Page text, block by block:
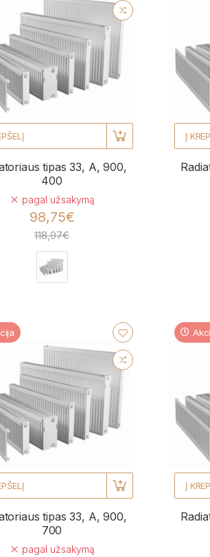
tipas 33, A, 900,
400
pagal užsakymą
98,75€
118,97€
Į
tipas 33, A, 900,
700
pagal užsakymą
Į